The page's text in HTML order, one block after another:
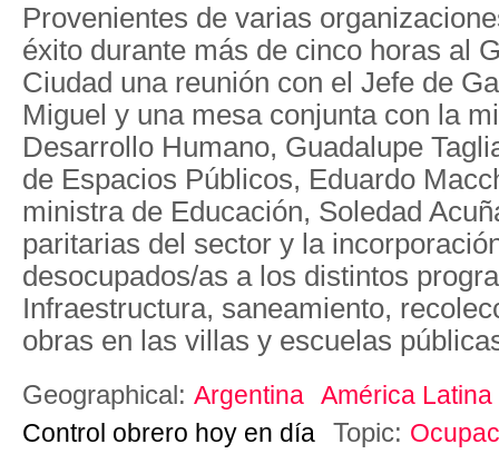
Provenientes de varias
éxito durante más de cinco horas al
Ciudad una reunión con el Jefe de
Miguel y una mesa conjunta con la
Desarrollo Humano, Guadalupe
de Espacios Públicos, Eduardo
ministra de Educación, Soledad
paritarias del sector y la
desocupados/as a los distintos
Infraestructura, saneamiento,
obras en las villas y escuelas
Geographical: Argentina América Latina
Control obrero hoy en día
Topic: